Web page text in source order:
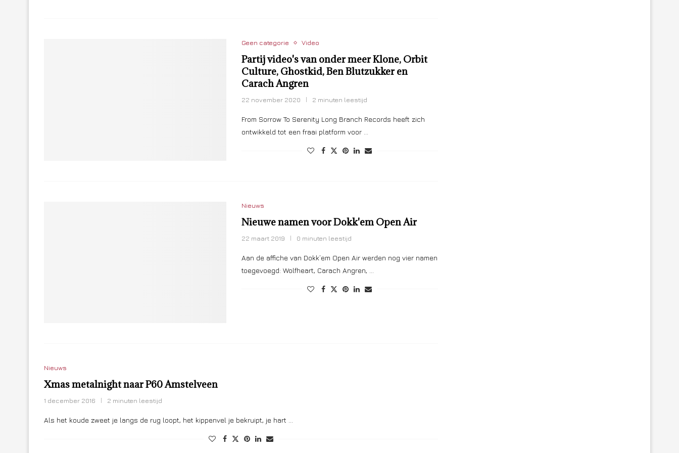
Geen categorie Video
Partij video's van onder meer Klone, Orbit
Culture, Ghostkid, Ben Blutzukker en
Carach Angren
22 november 2020 2 minuten leestijd
From Sorrow To Serenity Long Branch Records heeft zich
ontwikkeld tot een fraai platform voor …
Nieuws
Nieuwe namen voor Dokk'em Open Air
22 maart 2019 0 minuten leestijd
Aan de affiche van Dokk’em Open Air werden nog vier namen
toegevoegd: Wolfheart, Carach Angren, …
Nieuws
Xmas metalnight naar P60 Amstelveen
1 december 2016 2 minuten leestijd
Als het koude zweet je langs de rug loopt, het kippenvel je bekruipt, je hart …